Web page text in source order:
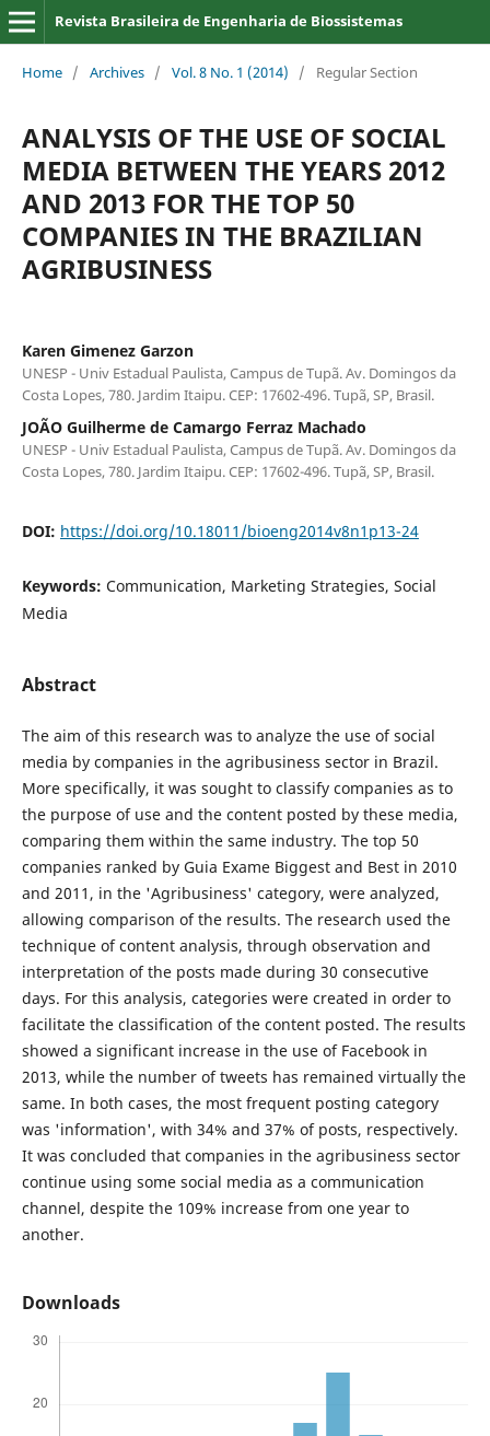
Revista Brasileira de Engenharia de Biossistemas
Home / Archives / Vol. 8 No. 1 (2014) / Regular Section
ANALYSIS OF THE USE OF SOCIAL
MEDIA BETWEEN THE YEARS 2012
AND 2013 FOR THE TOP 50
COMPANIES IN THE BRAZILIAN
AGRIBUSINESS
Karen Gimenez Garzon
UNESP - Univ Estadual Paulista, Campus de Tupã. Av. Domingos da
Costa Lopes, 780. Jardim Itaipu. CEP: 17602-496. Tupã, SP, Brasil.
JOÃO Guilherme de Camargo Ferraz Machado
UNESP - Univ Estadual Paulista, Campus de Tupã. Av. Domingos da
Costa Lopes, 780. Jardim Itaipu. CEP: 17602-496. Tupã, SP, Brasil.
DOI: https://doi.org/10.18011/bioeng2014v8n1p13-24
Keywords: Communication, Marketing Strategies, Social
Media
Abstract
The aim of this research was to analyze the use of social
media by companies in the agribusiness sector in Brazil.
More specifically, it was sought to classify companies as to
the purpose of use and the content posted by these media,
comparing them within the same industry. The top 50
companies ranked by Guia Exame Biggest and Best in 2010
and 2011, in the 'Agribusiness' category, were analyzed,
allowing comparison of the results. The research used the
technique of content analysis, through observation and
interpretation of the posts made during 30 consecutive
days. For this analysis, categories were created in order to
facilitate the classification of the content posted. The results
showed a significant increase in the use of Facebook in
2013, while the number of tweets has remained virtually the
same. In both cases, the most frequent posting category
was 'information', with 34% and 37% of posts, respectively.
It was concluded that companies in the agribusiness sector
continue using some social media as a communication
channel, despite the 109% increase from one year to
another.
Downloads